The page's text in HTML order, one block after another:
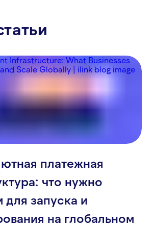
платежная
что нужно
запуска и
на глобальном